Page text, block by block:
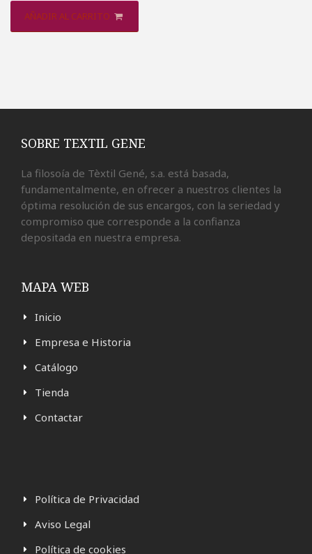
AÑADIR AL CARRITO
SOBRE TEXTIL GENE
La filosoía de Tèxtil Gené, s.a. está basada,
fundamentalmente, en ofrecer a nuestros clientes la
óptima resolución de sus encargos, con la seriedad y
compromiso que corresponde a la confianza
depositada en nuestra empresa.
MAPA WEB
Inicio
Empresa e Historia
Catálogo
Tienda
Contactar
Política de Privacidad
Aviso Legal
Política de cookies